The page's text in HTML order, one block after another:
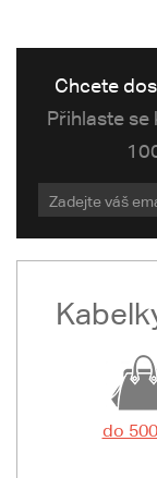
Chcete
Přihlaste se
do